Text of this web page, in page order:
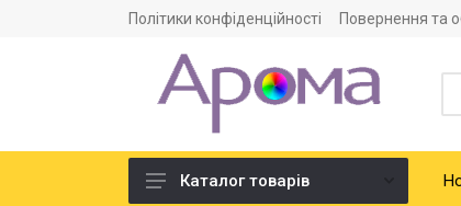
Політики конфіденційності Повернення та
Каталог товарів